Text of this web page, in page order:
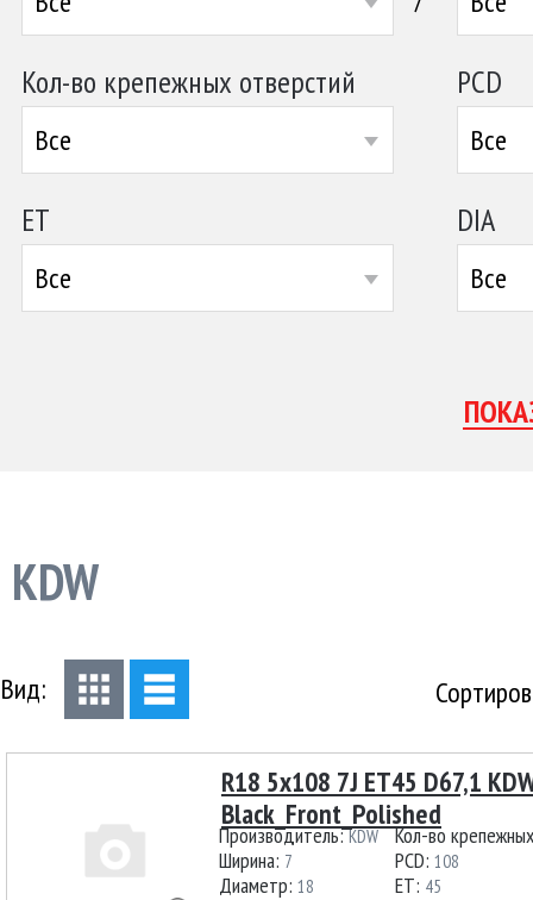
Кол-во крепежных отверстий
Все
PCD
Все
ET
Все
DIA
Все
KDW
Вид:
R18 5x108 7J ET45 D67,1
Black_Front_Polished
Производитель:KDW
Ширина: 7
Диаметр: 18
Кол-во
PCD: 108
ET: 45